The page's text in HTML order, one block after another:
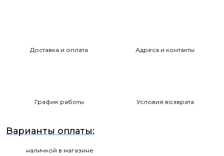
Доставка и оплата Адреса и контакты
График работы Условия возврата
Варианты оплаты:
наличкой в магазине